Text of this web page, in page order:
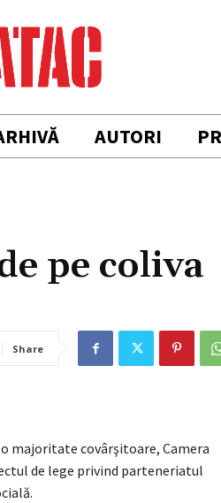
AUTORI
pe coliva
Share
majoritate covârşitoare, Camera
de lege privind parteneriatul